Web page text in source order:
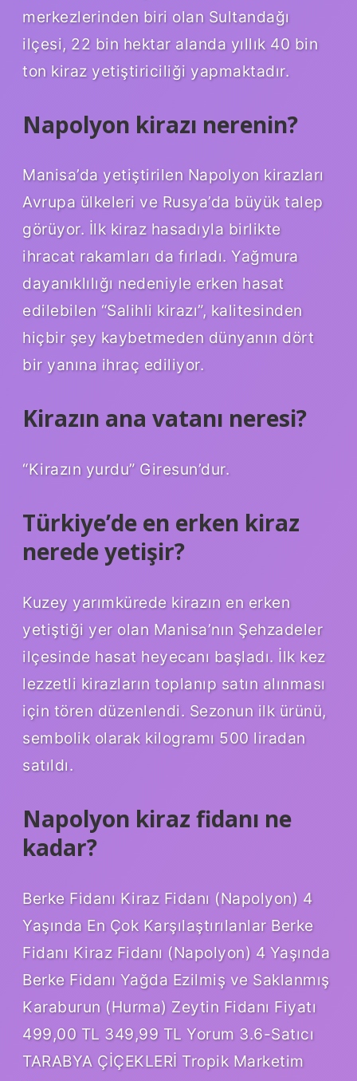
merkezlerinden biri olan Sultandağı
ilçesi, 22 bin hektar alanda yıllık 40 bin
ton kiraz yetiştiriciliği yapmaktadır.
Napolyon kirazı nerenin?
Manisa’da yetiştirilen Napolyon kirazları
Avrupa ülkeleri ve Rusya’da büyük talep
görüyor. İlk kiraz hasadıyla birlikte
ihracat rakamları da fırladı. Yağmura
dayanıklılığı nedeniyle erken hasat
edilebilen “Salihli kirazı”, kalitesinden
hiçbir şey kaybetmeden dünyanın dört
bir yanına ihraç ediliyor.
Kirazın ana vatanı neresi?
“Kirazın yurdu” Giresun’dur.
Türkiye’de en erken kiraz
nerede yetişir?
Kuzey yarımkürede kirazın en erken
yetiştiği yer olan Manisa’nın Şehzadeler
ilçesinde hasat heyecanı başladı. İlk kez
lezzetli kirazların toplanıp satın alınması
için tören düzenlendi. Sezonun ilk ürünü,
sembolik olarak kilogramı 500 liradan
satıldı.
Napolyon kiraz fidanı ne
kadar?
Berke Fidanı Kiraz Fidanı (Napolyon) 4
Yaşında En Çok Karşılaştırılanlar Berke
Fidanı Kiraz Fidanı (Napolyon) 4 Yaşında
Berke Fidanı Yağda Ezilmiş ve Saklanmış
Karaburun (Hurma) Zeytin Fidanı Fiyatı
499,00 TL 349,99 TL Yorum 3.6-Satıcı
TARABYA ÇİÇEKLERİ Tropik Marketim